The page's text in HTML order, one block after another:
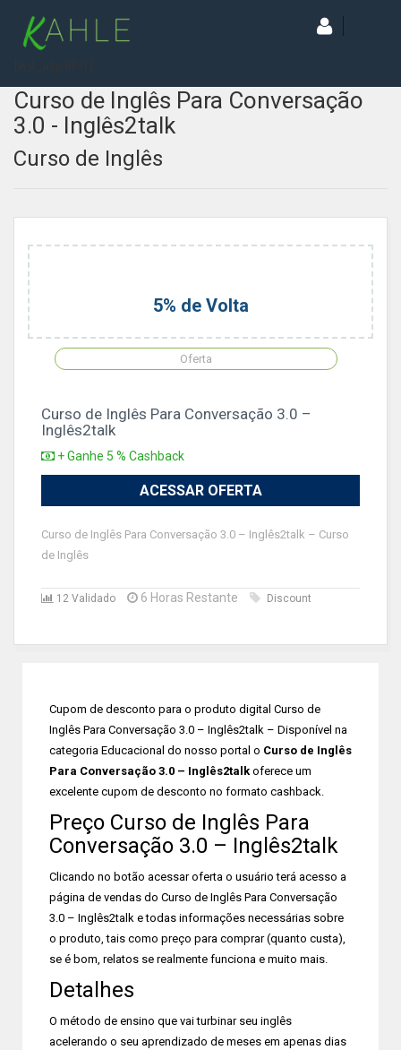
Curso de Inglês Para Conversação
3.0 - Inglês2talk
Curso de Inglês
5% de Volta
Oferta
Curso de Inglês Para Conversação 3.0 –
Inglês2talk
+ Ganhe 5 % Cashback
ACESSAR OFERTA
Curso de Inglês Para Conversação 3.0 – Inglês2talk – Curso
de Inglês
12 Validado 6 Horas Restante Discount
Cupom de desconto para o produto digital Curso de
Inglês Para Conversação 3.0 – Inglês2talk – Disponível na
categoria Educacional do nosso portal o Curso de Inglês
Para Conversação 3.0 – Inglês2talkoferece um
excelente cupom de desconto no formato cashback.
Preço Curso de Inglês Para
Conversação 3.0 – Inglês2talk
Clicando no botão acessar oferta o usuário terá acesso a
página de vendas do Curso de Inglês Para Conversação
3.0 – Inglês2talk e todas informações necessárias sobre
o produto, tais como preço para comprar (quanto custa),
se é bom, relatos se realmente funciona e muito mais.
Detalhes
O método de ensino que vai turbinar seu inglês
acelerando o seu aprendizado de meses em apenas dias